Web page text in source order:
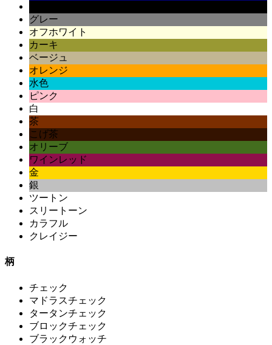
グレー
オフホワイト
カーキ
ベージュ
オレンジ
水色
ピンク
白
茶
こげ茶
オリーブ
ワインレッド
金
銀
ツートン
スリートーン
カラフル
クレイジー
柄
チェック
マドラスチェック
タータンチェック
ブロックチェック
ブラックウォッチ